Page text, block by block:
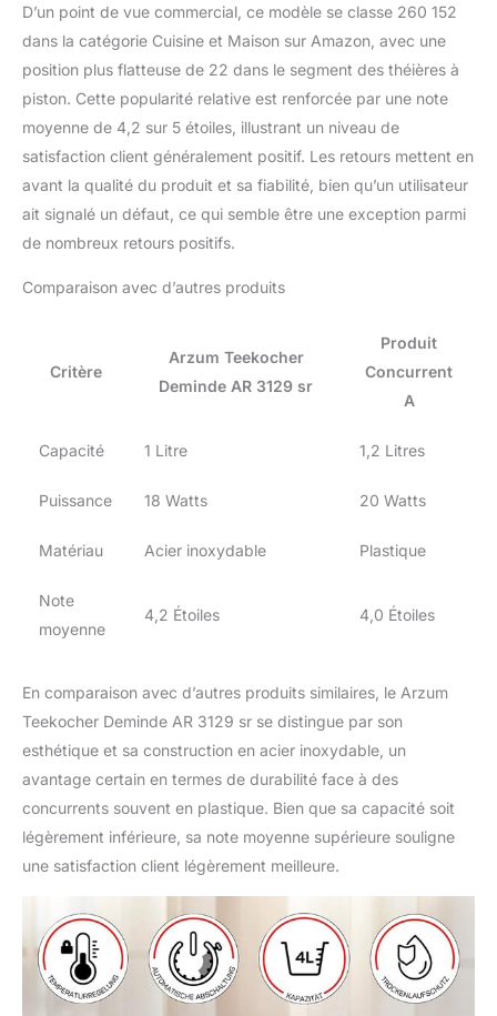
D’un point de vue commercial, ce modèle se classe 260 152
dans la catégorie Cuisine et Maison sur Amazon, avec une
position plus flatteuse de 22 dans le segment des théières à
piston. Cette popularité relative est renforcée par une note
moyenne de 4,2 sur 5 étoiles, illustrant un niveau de
satisfaction client généralement positif. Les retours mettent en
avant la qualité du produit et sa fiabilité, bien qu’un utilisateur
ait signalé un défaut, ce qui semble être une exception parmi
de nombreux retours positifs.
Comparaison avec d’autres produits
Critère
Arzum Teekocher
Deminde AR 3129 sr
Produit
Concurrent
A
Capacité 1 Litre 1,2 Litres
Puissance 18 Watts 20 Watts
Matériau Acier inoxydable Plastique
Note
moyenne
4,2 Étoiles 4,0 Étoiles
En comparaison avec d’autres produits similaires, le Arzum
Teekocher Deminde AR 3129 sr se distingue par son
esthétique et sa construction en acier inoxydable, un
avantage certain en termes de durabilité face à des
concurrents souvent en plastique. Bien que sa capacité soit
légèrement inférieure, sa note moyenne supérieure souligne
une satisfaction client légèrement meilleure.